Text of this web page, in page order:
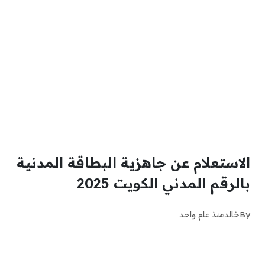
الاستعلام عن جاهزية البطاقة المدنية
بالرقم المدني الكويت 2025
Byخالدمنذ عام واحد